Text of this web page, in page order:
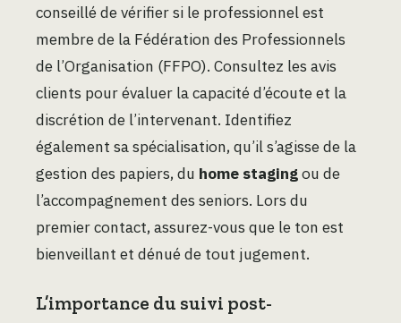
conseillé de vérifier si le professionnel est
membre de la Fédération des Professionnels
de l’Organisation (FFPO). Consultez les avis
clients pour évaluer la capacité d’écoute et la
discrétion de l’intervenant. Identifiez
également sa spécialisation, qu’il s’agisse de la
gestion des papiers, du home stagingou de
l’accompagnement des seniors. Lors du
premier contact, assurez-vous que le ton est
bienveillant et dénué de tout jugement.
L’importance du suivi post-